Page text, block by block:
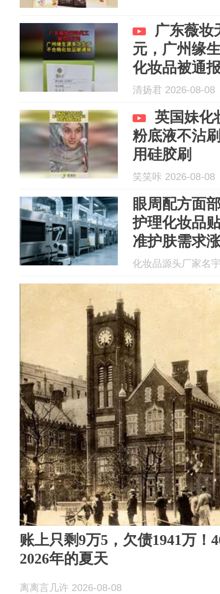
广东薇妆
元，广州缘
化妆品被通
清扬君 2026-08-08
英国妹化
粉底液不沾
用硅胶刷
笑笑咔 2026-08-08
眼周配方面
护理化妆品
准护肤需求
化妆品源头厂家名
账上只剩9万5，欠债1941万！
2026年的夏天
离离言几许 2026-08-08